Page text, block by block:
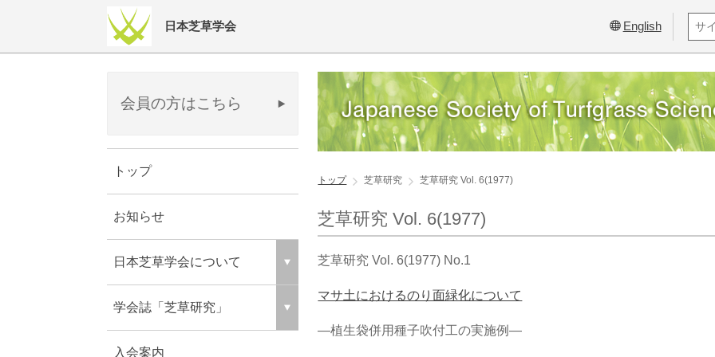
日本芝草学会 English
会員の方はこちら
トップ
お知らせ
日本芝草学会について
学会誌「芝草研究」
入会案内
トップ 芝草研究 芝草研究 Vol. 6(1977)
芝草研究 Vol. 6(1977)
芝草研究 Vol. 6(1977) No.1
マサ土におけるのり面緑化について
―植生袋併用種子吹付工の実施例―